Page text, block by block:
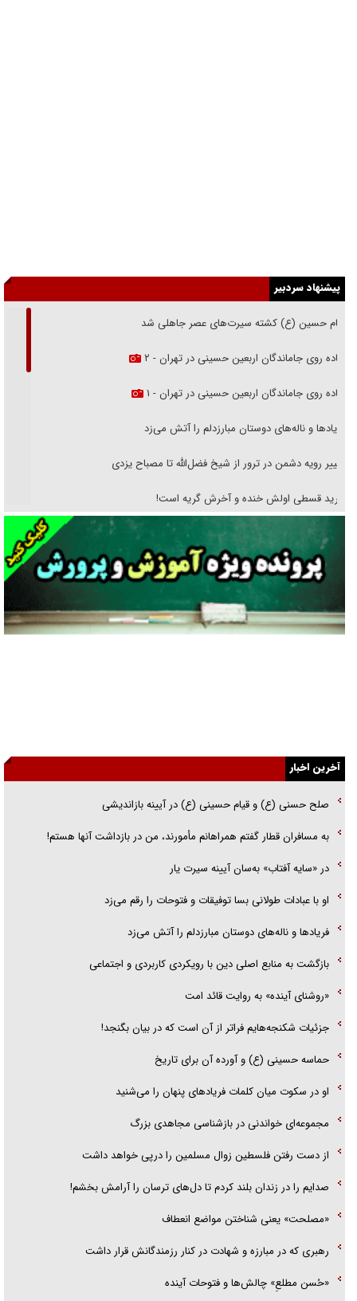
پیشنهاد سردبیر
امام حسین (ع) کشته سیرت‌های عصر جاهلی شد
پیاده روی جاماندگان اربعین حسینی در تهران - ۲
پیاده روی جاماندگان اربعین حسینی در تهران - ۱
فریاد‌ها و ناله‌های دوستان مبارزدلم را آتش می‌زد
تغییر رویه دشمن در ترور از شیخ فضل‌الله تا مصباح یزدی
خرید قسطی اولش خنده و آخرش گریه است!
فوتبال و آن «بالا»!
راهبرد غافلگیری با نسل جدید پهپاد‌ها
جنجال پزشکان تقلبی در صنعت زیبایی
یهودی‌ها در ادبیات داستانی اروپا؛ از شکسپیر تا دیکنز
تحلیل ابعاد پیام رهبر انقلاب به حزب‌الله/ مقاومت نقشه راه آینده غرب آسیا
گفت‌و‌گو اختصاصی با همسر فرمانده شهید حزب‌الله لبنان/ هر شبش شب
آخرین اخبار
صلح حسنی (ع) و قیام حسینی (ع) در آیینه بازاندیشی
به مسافران قطار گفتم همراهانم مأمورند، من در بازداشت آنها هستم!
در «سایه آفتاب» به‌سان آیینه سیرت یار
او با عبادات طولانی بسا توفیقات و فتوحات را رقم می‌زد
فریاد‌ها و ناله‌های دوستان مبارزدلم را آتش می‌زد
بازگشت به منابع اصلی دین با رویکردی کاربردی و اجتماعی
«روشنای آینده» به روایت قائد امت
جزئیات شکنجه‌هایم فراتر از آن است که در بیان بگنجد!
حماسه حسینی (ع) و آورده آن برای تاریخ
او در سکوت میان کلمات فریاد‌های پنهان را می‌شنید
مجموعه‌ای خواندنی در بازشناسی مجاهدی بزرگ
از دست رفتن فلسطین زوال مسلمین را درپی خواهد داشت
صدایم را در زندان بلند کردم تا دل‌های ترسان را آرامش بخشم!
«مصلحت» یعنی شناختن مواضع انعطاف
رهبری که در مبارزه و شهادت در کنار رزمندگانش قرار داشت
«حُسن مطلعِ» چالش‌ها و فتوحات آینده